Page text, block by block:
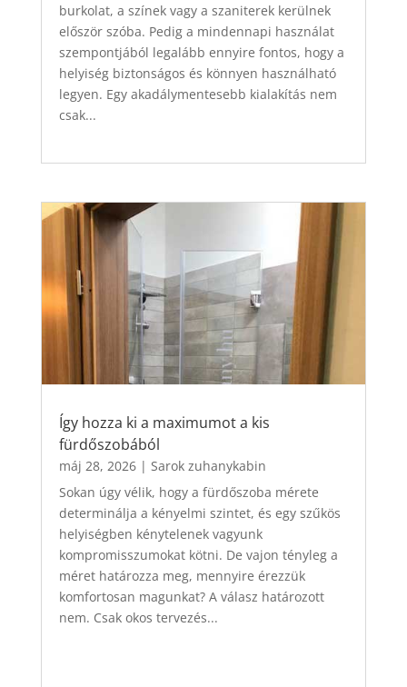
burkolat, a színek vagy a szaniterek kerülnek
először szóba. Pedig a mindennapi használat
szempontjából legalább ennyire fontos, hogy a
helyiség biztonságos és könnyen használható
legyen. Egy akadálymentesebb kialakítás nem
csak...
Így hozza ki a maximumot a kis
fürdőszobából
máj 28, 2026| Sarok zuhanykabin
Sokan úgy vélik, hogy a fürdőszoba mérete
determinálja a kényelmi szintet, és egy szűkös
helyiségben kénytelenek vagyunk
kompromisszumokat kötni. De vajon tényleg a
méret határozza meg, mennyire érezzük
komfortosan magunkat? A válasz határozott
nem. Csak okos tervezés...